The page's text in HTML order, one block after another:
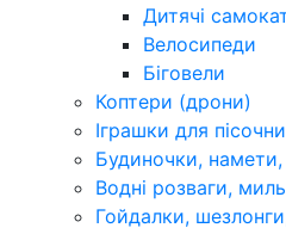
Дитячі
Велосипеди
Біговели
Коптери (дрони)
Іграшки для
Будиночки, намети,
Водні розваги,
Гойдалки,